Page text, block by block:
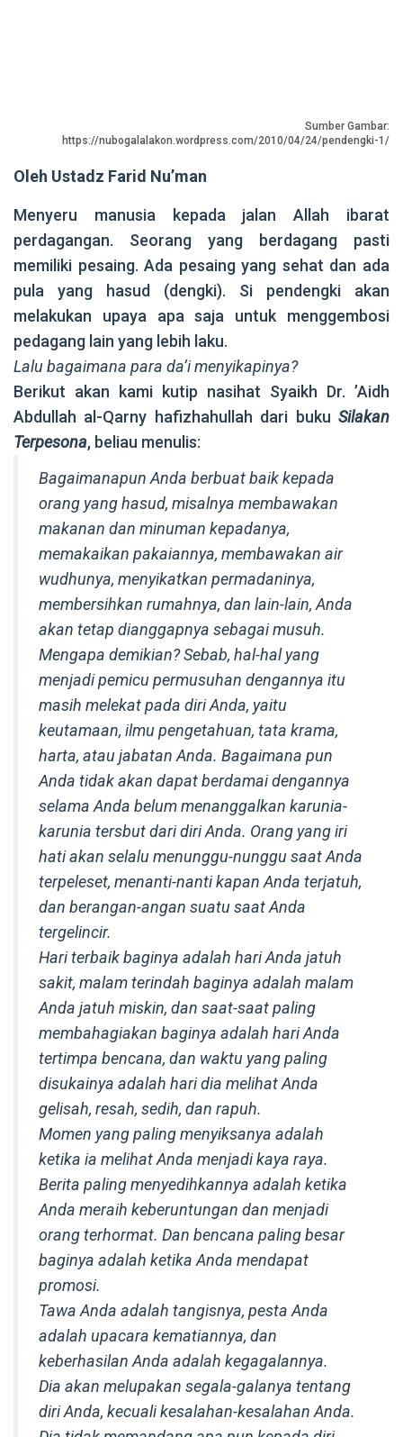
Sumber Gambar:
https://nubogalalakon.wordpress.com/2010/04/24/pendengki-1/
Oleh Ustadz Farid Nu’man
Menyeru manusia kepada jalan Allah ibarat
perdagangan. Seorang yang berdagang pasti
memiliki pesaing. Ada pesaing yang sehat dan ada
pula yang hasud (dengki). Si pendengki akan
melakukan upaya apa saja untuk menggembosi
pedagang lain yang lebih laku.
Lalu bagaimana para da’i menyikapinya?
Berikut akan kami kutip nasihat Syaikh Dr. ’Aidh
Abdullah al-Qarny hafizhahullah dari buku Silakan
Terpesona, beliau menulis:
Bagaimanapun Anda berbuat baik kepada
orang yang hasud, misalnya membawakan
makanan dan minuman kepadanya,
memakaikan pakaiannya, membawakan air
wudhunya, menyikatkan permadaninya,
membersihkan rumahnya, dan lain-lain, Anda
akan tetap dianggapnya sebagai musuh.
Mengapa demikian? Sebab, hal-hal yang
menjadi pemicu permusuhan dengannya itu
masih melekat pada diri Anda, yaitu
keutamaan, ilmu pengetahuan, tata krama,
harta, atau jabatan Anda. Bagaimana pun
Anda tidak akan dapat berdamai dengannya
selama Anda belum menanggalkan karunia-
karunia tersbut dari diri Anda. Orang yang iri
hati akan selalu menunggu-nunggu saat Anda
terpeleset, menanti-nanti kapan Anda terjatuh,
dan berangan-angan suatu saat Anda
tergelincir.
Hari terbaik baginya adalah hari Anda jatuh
sakit, malam terindah baginya adalah malam
Anda jatuh miskin, dan saat-saat paling
membahagiakan baginya adalah hari Anda
tertimpa bencana, dan waktu yang paling
disukainya adalah hari dia melihat Anda
gelisah, resah, sedih, dan rapuh.
Momen yang paling menyiksanya adalah
ketika ia melihat Anda menjadi kaya raya.
Berita paling menyedihkannya adalah ketika
Anda meraih keberuntungan dan menjadi
orang terhormat. Dan bencana paling besar
baginya adalah ketika Anda mendapat
promosi.
Tawa Anda adalah tangisnya, pesta Anda
adalah upacara kematiannya, dan
keberhasilan Anda adalah kegagalannya.
Dia akan melupakan segala-galanya tentang
diri Anda, kecuali kesalahan-kesalahan Anda.